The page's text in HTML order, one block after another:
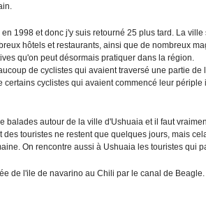
1998 et donc j'y suis retourné 25 plus tard. La
hôtels et restaurants, ainsi que de nombreux
qu'on peut désormais pratiquer dans la région.
de cyclistes qui avaient traversé une partie
certains cyclistes qui avaient commencé leur
balades autour de la ville d'Ushuaia et il faut
des touristes ne restent que quelques jours, mais
On rencontre aussi à Ushuaia les touristes qui
de l'ile de navarino au Chili par le canal de